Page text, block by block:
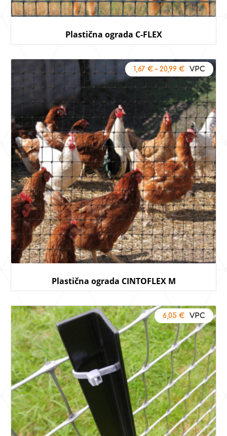
Plastična ograda C-FLEX
Plastična ograda CINTOFLEX M
1,67 €– 20,99 €
6,05 €